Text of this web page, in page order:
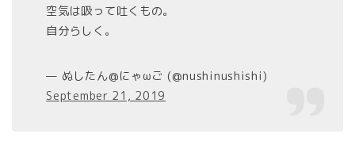
空気は吸って吐くもの。
自分らしく。
— ぬしたん@にゃωご (@nushinushishi)
September 21, 2019